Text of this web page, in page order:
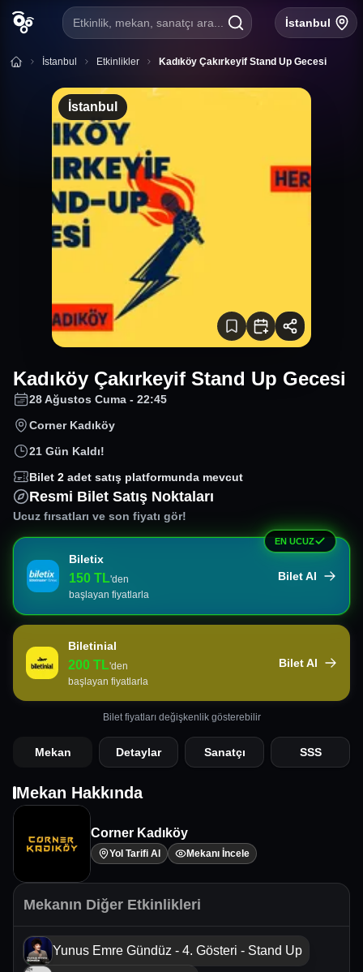
Etkinlik, mekan, sanatçı ara... İstanbul
İstanbul Etkinlikler Kadıköy Çakırkeyif Stand Up Gecesi
İstanbul
Kadıköy Çakırkeyif Stand Up Gecesi
28 Ağustos Cuma - 22:45
Corner Kadıköy
21 Gün Kaldı!
Bilet 2 adet satış platformunda mevcut
Resmi Bilet Satış Noktaları
Ucuz fırsatları ve son fiyatı gör!
EN UCUZ
Biletix
150 TL'den
başlayan fiyatlarla
Bilet Al
Biletinial
200 TL'den
başlayan fiyatlarla
Bilet Al
Bilet fiyatları değişkenlik gösterebilir
Mekan Detaylar Sanatçı SSS
Mekan Hakkında
Corner Kadıköy
Yol Tarifi Al Mekanı İncele
Mekanın Diğer Etkinlikleri
Yunus Emre Gündüz - 4. Gösteri - Stand Up